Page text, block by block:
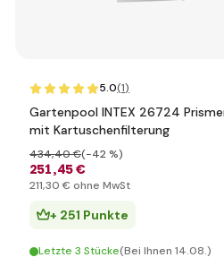
5.0(1)
Gartenpool INTEX 26724
mit Kartuschenfilterung
251,45 €
434,40 €(-42 %)
211,30 € ohne MwSt
+ 251 Punkte
Letzte 3 Stücke(Bei Ihnen 14.08.)